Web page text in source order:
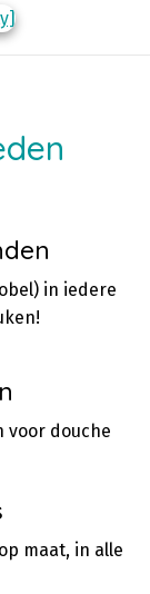
in iedere
voor douche
maat, in alle